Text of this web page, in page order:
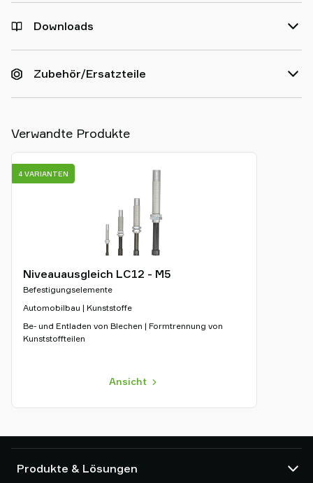
Downloads
Zubehör/Ersatzteile
Verwandte Produkte
Niveauausgleich LC12 - M5
Befestigungselemente
Automobilbau | Kunststoffe
Be- und Entladen von Blechen | Formtrennung von
Kunststoffteilen
Ansicht
4 VARIANTEN
Produkte & Lösungen